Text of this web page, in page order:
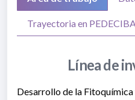
Trayectoria en
Línea de
Desarrollo de la